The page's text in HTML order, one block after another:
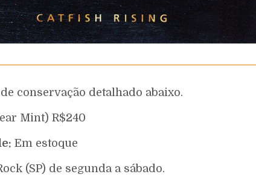
conservação detalhado abaixo.
Mint) R$240
Em estoque
(SP) de segunda a sábado.